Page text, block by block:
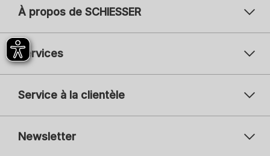
À propos de SCHIESSER
Services
Service à la clientèle
Newsletter